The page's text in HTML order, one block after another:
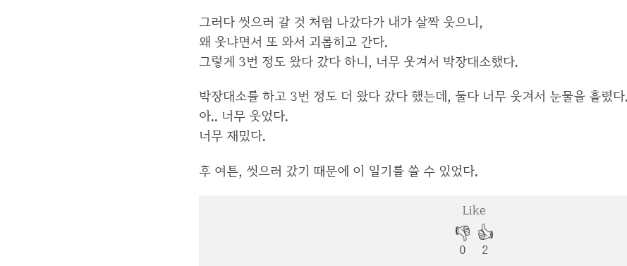
그러다 씻으러 갈 것 처럼 나갔다가 내가 살짝 웃으니,
왜 웃냐면서 또 와서 괴롭히고 간다.
그렇게 3번 정도 왔다 갔다 하니, 너무 웃겨서 박장대소했다.
박장대소를 하고 3번 정도 더 왔다 갔다 했는데, 둘다 너무 웃겨서 눈물을 흘렸다.
아.. 너무 웃었다.
너무 재밌다.
후 여튼, 씻으러 갔기 때문에 이 일기를 쓸 수 있었다.